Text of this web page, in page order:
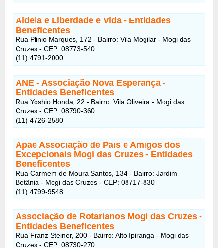
Aldeia e Liberdade e Vida - Entidades
Beneficentes
Rua Plinio Marques, 172 - Bairro: Vila Mogilar - Mogi das
Cruzes - CEP: 08773-540
(11) 4791-2000
ANE - Associação Nova Esperança -
Entidades Beneficentes
Rua Yoshio Honda, 22 - Bairro: Vila Oliveira - Mogi das
Cruzes - CEP: 08790-360
(11) 4726-2580
Apae Associação de Pais e Amigos dos
Excepcionais Mogi das Cruzes - Entidades
Beneficentes
Rua Carmem de Moura Santos, 134 - Bairro: Jardim
Betânia - Mogi das Cruzes - CEP: 08717-830
(11) 4799-9548
Associação de Rotarianos Mogi das Cruzes -
Entidades Beneficentes
Rua Franz Steiner, 200 - Bairro: Alto Ipiranga - Mogi das
Cruzes - CEP: 08730-270